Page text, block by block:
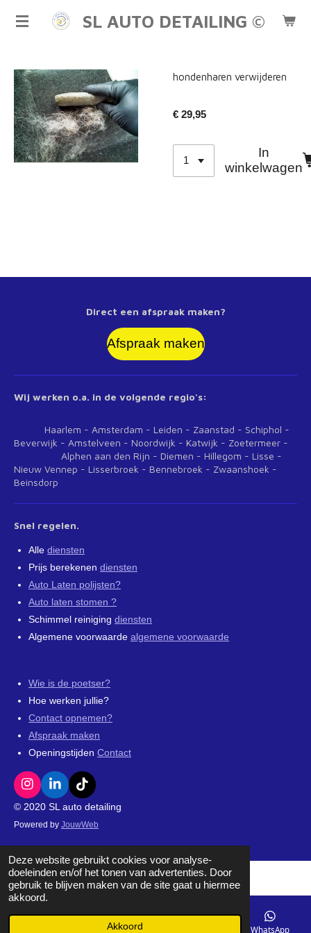
Deze website gebruikt cookies voor analyse-
doeleinden en/of het tonen van advertenties. Door
gebruik te blijven maken van de site gaat u hiermee
akkoord.
Akkoord
Ga
de
hoofdinhoud
SL AUTO DETAILING ©
hondenharen verwijderen
€ 29,95
In
winkelwagen
Direct een afspraak maken?
Afspraak maken
Wij werken o.a. in de volgende regio's:
Haarlem - Amsterdam - Leiden - Zaanstad - Schiphol -
Beverwijk - Amstelveen - Noordwijk - Katwijk - Zoetermeer -
Alphen aan den Rijn - Diemen - Hillegom - Lisse -
Nieuw Vennep - Lisserbroek - Bennebroek - Zwaanshoek -
Beinsdorp
Snel regelen.
Alle diensten
Prijs berekenen diensten
Auto Laten polijsten?
Auto laten stomen ?
Schimmel reiniging diensten
Algemene voorwaarde algemene voorwaarde
Wie is de poetser?
Hoe werken jullie?
Contact opnemen?
Afspraak maken
Openingstijden Contact
I
n
t
r
a
m
L
i
k
I
n
T
i
T
© 2020 SL auto detailing
Powered by JouwWeb
Telefoonnummer WhatsApp